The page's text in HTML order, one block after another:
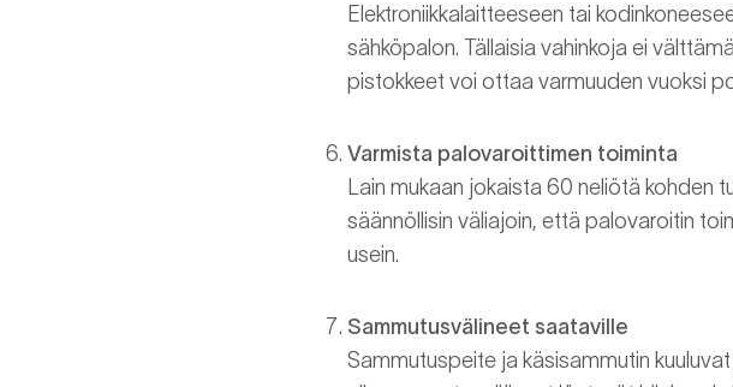
Elektroniikkalaitteeseen tai
sähköpalon. Tällaisia vahinkoja ei
pistokkeet voi ottaa varmuuden vuoksi
Varmista palovaroittimen toiminta
Lain mukaan jokaista 60 neliötä kohden
säännöllisin väliajoin, että palovaroitin
usein.
Sammutusvälineet saataville
Sammutuspeite ja käsisammutin